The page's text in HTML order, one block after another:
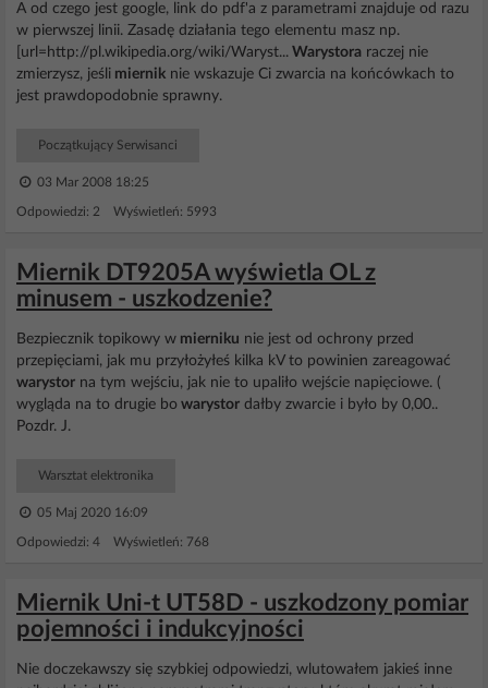
A od czego jest google, link do pdf'a z parametrami znajduje od razu
w pierwszej linii. Zasadę działania tego elementu masz np.
[url=http://pl.wikipedia.org/wiki/Waryst... Warystora raczej nie
zmierzysz, jeśli miernik nie wskazuje Ci zwarcia na końcówkach to
jest prawdopodobnie sprawny.
Początkujący Serwisanci
03 Mar 2008 18:25
Odpowiedzi: 2 Wyświetleń: 5993
Miernik DT9205A wyświetla OL z
minusem - uszkodzenie?
Bezpiecznik topikowy w mierniku nie jest od ochrony przed
przepięciami, jak mu przyłożyłeś kilka kV to powinien zareagować
warystor na tym wejściu, jak nie to upaliło wejście napięciowe. (
wygląda na to drugie bo warystor dałby zwarcie i było by 0,00..
Pozdr. J.
Warsztat elektronika
05 Maj 2020 16:09
Odpowiedzi: 4 Wyświetleń: 768
Miernik Uni-t UT58D - uszkodzony pomiar
pojemności i indukcyjności
Nie doczekawszy się szybkiej odpowiedzi, wlutowałem jakieś inne